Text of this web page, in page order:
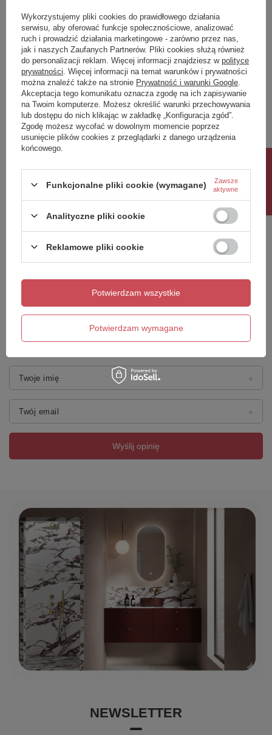
Najważniejsze cechy
nowoczesny wazon dekoracyjny
wodoodporne wnętrze
designerska, organiczna forma
modny kolor terracotta
każdy egzemplarz posiada unikalny charakter
idealny do salonu, sypialni i stref dekoracyjnych
pasuje do wnętrz japandi, boho i modern organic
Parametry techniczne
Średnica: 16,5 cm
Wysokość: 31 cm
Kształt: organiczny / nowoczesny
Wodoodporny: tak
Materiały
Materiał: ceramika
Technologia wykonania: druk 3D
Kolor: terracotta
Dodatkowe informacje
Dostępność
Produkt na zamówienie! Zapytaj
o czas oczekiwania i dostępność
produktu.
Potrzebujesz pomocy? Masz pytania?
Zadaj pytanie a my odpowiemy niezwłocznie,
najciekawsze pytania i odpowiedzi publikując
dla innych.
Zadaj pytanie
Twoja ocena:
5/5
Dodaj własne zdjęcie produktu:
Twoje imię
Twój email
Wyślij opinię
NEWSLETTER
Wykorzystujemy pliki cookies do prawidłowego działania
serwisu, aby oferować funkcje społecznościowe, analizować
ruch i prowadzić działania marketingowe - zarówno przez nas,
jak i naszych Zaufanych Partnerów. Pliki cookies służą również
do personalizacji reklam. Więcej informacji znajdziesz w polityce
prywatności . Więcej informacji na temat warunków i prywatności
można znaleźć także na stronie Prywatność i warunki Google
Akceptacja tego komunikatu oznacza zgodę na ich zapisywanie
na Twoim komputerze. Możesz określić warunki przechowywania
lub dostępu do nich klikając w zakładkę „Konfiguracja zgód”.
Zgodę możesz wycofać w dowolnym momencie poprzez
usunięcie plików cookies z przeglądarki z danego urządzenia
końcowego.
Funkcjonalne pliki cookie (wymagane)
Zawsze
aktywne
Analityczne pliki cookie
Reklamowe pliki cookie
Potwierdzam wymagane
Potwierdzam wszystkie